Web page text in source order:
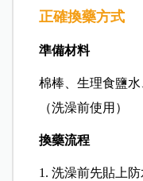
正確換藥方式
準備材料
棉棒、生理食鹽
（洗澡前使用）
換藥流程
1. 洗澡前先貼上